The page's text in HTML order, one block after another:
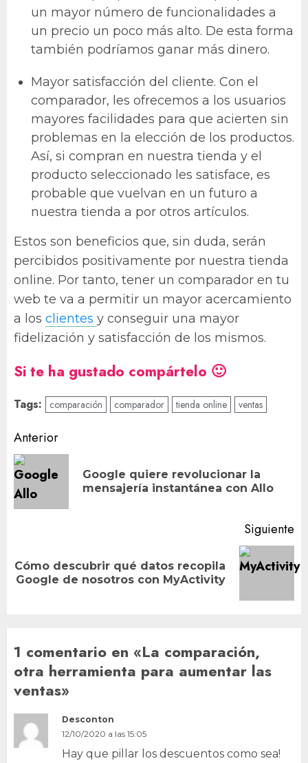
un mayor número de funcionalidades a
un precio un poco más alto. De esta forma
también podríamos ganar más dinero.
Mayor satisfacción del cliente. Con el
comparador, les ofrecemos a los usuarios
mayores facilidades para que acierten sin
problemas en la elección de los productos.
Así, si compran en nuestra tienda y el
producto seleccionado les satisface, es
probable que vuelvan en un futuro a
nuestra tienda a por otros artículos.
Estos son beneficios que, sin duda, serán
percibidos positivamente por nuestra tienda
online. Por tanto, tener un comparador en tu
web te va a permitir un mayor acercamiento
a los clientes y conseguir una mayor
fidelización y satisfacción de los mismos.
Si te ha gustado compártelo 🙂
Tags: comparación comparador tienda online ventas
Navegación
de
entradas
Anterior
Google quiere revolucionar la
mensajería instantánea con Allo
Siguiente
Siguiente
entrada:
Cómo descubrir qué datos recopila
Google de nosotros con MyActivity
1 comentario en «La comparación,
otra herramienta para aumentar las
ventas»
Desconton
12/10/2020 a las 15:05
Hay que pillar los descuentos como sea!